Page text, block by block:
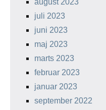
august 2023
juli 2023
juni 2023
maj 2023
marts 2023
februar 2023
januar 2023
september 2022